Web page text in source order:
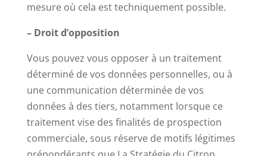
mesure où cela est techniquement possible.
– Droit d’opposition
Vous pouvez vous opposer à un traitement
déterminé de vos données personnelles, ou à
une communication déterminée de vos
données à des tiers, notamment lorsque ce
traitement vise des finalités de prospection
commerciale, sous réserve de motifs légitimes